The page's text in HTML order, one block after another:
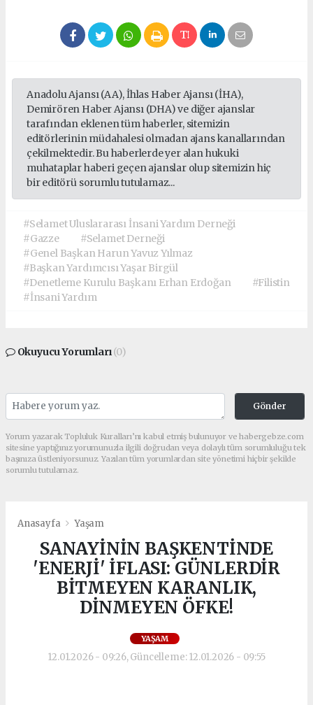
Anadolu Ajansı (AA), İhlas Haber Ajansı (İHA),
Demirören Haber Ajansı (DHA) ve diğer ajanslar
tarafından eklenen tüm haberler, sitemizin
editörlerinin müdahalesi olmadan ajans kanallarından
çekilmektedir. Bu haberlerde yer alan hukuki
muhataplar haberi geçen ajanslar olup sitemizin hiç
bir editörü sorumlu tutulamaz...
#Selamet Uluslararası İnsani Yardım Derneği
#Gazze
#Selamet Derneği
#Genel Başkan Harun Yavuz Yılmaz
#Başkan Yardımcısı Yaşar Birgül
#Denetleme Kurulu Başkanı Erhan Erdoğan
#Filistin
#İnsani Yardım
Okuyucu Yorumları(0)
Gönder
Yorum yazarak Topluluk Kuralları’nı kabul etmiş bulunuyor ve habergebze.com
sitesine yaptığınız yorumunuzla ilgili doğrudan veya dolaylı tüm sorumluluğu tek
başınıza üstleniyorsunuz. Yazılan tüm yorumlardan site yönetimi hiçbir şekilde
sorumlu tutulamaz.
Anasayfa Yaşam
SANAYİNİN BAŞKENTİNDE
'ENERJİ' İFLASI: GÜNLERDİR
BİTMEYEN KARANLIK,
DİNMEYEN ÖFKE!
YAŞAM
12.01.2026 - 09:26, Güncelleme: 12.01.2026 - 09:55